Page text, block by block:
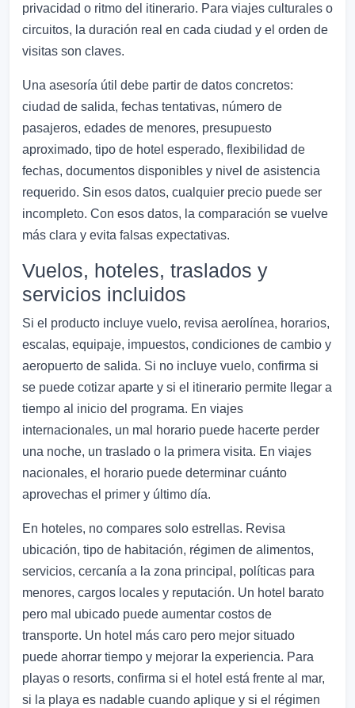
privacidad o ritmo del itinerario. Para viajes culturales o
circuitos, la duración real en cada ciudad y el orden de
visitas son claves.
Una asesoría útil debe partir de datos concretos:
ciudad de salida, fechas tentativas, número de
pasajeros, edades de menores, presupuesto
aproximado, tipo de hotel esperado, flexibilidad de
fechas, documentos disponibles y nivel de asistencia
requerido. Sin esos datos, cualquier precio puede ser
incompleto. Con esos datos, la comparación se vuelve
más clara y evita falsas expectativas.
Vuelos, hoteles, traslados y
servicios incluidos
Si el producto incluye vuelo, revisa aerolínea, horarios,
escalas, equipaje, impuestos, condiciones de cambio y
aeropuerto de salida. Si no incluye vuelo, confirma si
se puede cotizar aparte y si el itinerario permite llegar a
tiempo al inicio del programa. En viajes
internacionales, un mal horario puede hacerte perder
una noche, un traslado o la primera visita. En viajes
nacionales, el horario puede determinar cuánto
aprovechas el primer y último día.
En hoteles, no compares solo estrellas. Revisa
ubicación, tipo de habitación, régimen de alimentos,
servicios, cercanía a la zona principal, políticas para
menores, cargos locales y reputación. Un hotel barato
pero mal ubicado puede aumentar costos de
transporte. Un hotel más caro pero mejor situado
puede ahorrar tiempo y mejorar la experiencia. Para
playas o resorts, confirma si el hotel está frente al mar,
si la playa es nadable cuando aplique y si el régimen